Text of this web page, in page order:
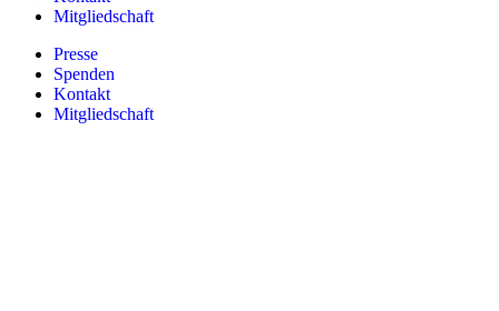
Mitgliedschaft
Presse
Spenden
Kontakt
Mitgliedschaft